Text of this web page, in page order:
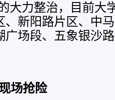
大力整治，目前大
、新阳路片区、中
广场段、五象银沙
场抢险